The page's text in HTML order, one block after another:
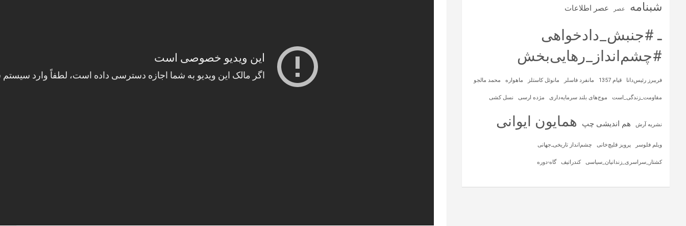
شبنامه عصر عصر اطلاعات
ـ #جنبش_دادخواهی
#چشم‌انداز_رهایی‌بخش
فریبرز رئیس‌دانا قیام 1357 مانفرد فاسلر مانوئل کاستلز ماهواره‌ محمد مالجو
مقاومت_زندگی_است موج‌های بلند سرمایه‌داری مژده ارسی نسل کشی
نشریه آرش هم اندیشی چپ همایون ایوانی
ویلم فلوسر پرویز قلیچ‌خانی چشم‌انداز تاریخی‌ـ‌جهانی
کشتار_سراسری_زندانیان_سیاسی کندراتیف گاه-دوره